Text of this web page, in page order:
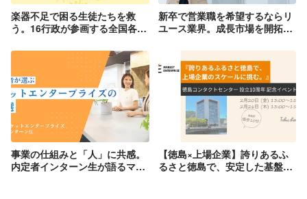
楽器不足で困る生徒たちを救
う。16行政が参画する全国各地
裏側
新卒で営業職を希望するならリ
ユース業界。成長市場を開拓し
ベンチャーの魅力とは
事業の仕組みと「人」に共感。
内定者インターン生が語るマー
【徳島×上場企業】誇りあるふ
るさと徳島で、安定した基盤